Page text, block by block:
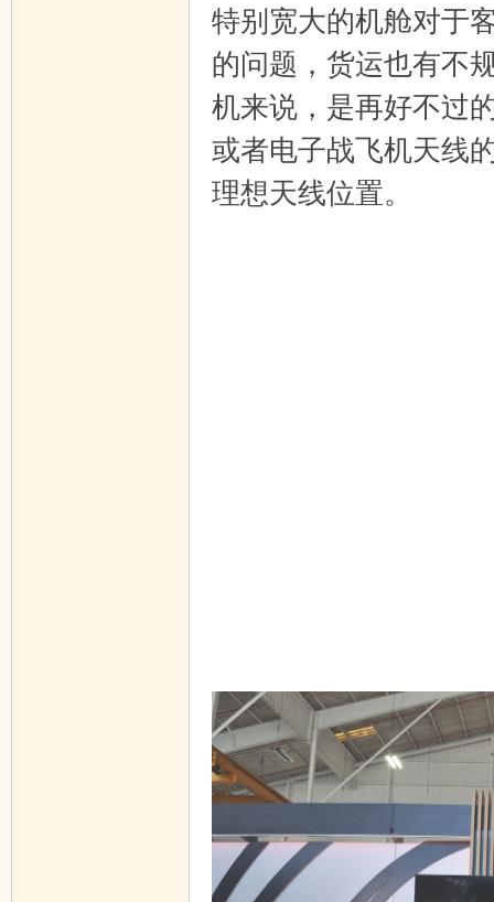
特别宽大的机舱对于
的问题，货运也有不
机来说，是再好不过
或者电子战飞机天线
理想天线位置。